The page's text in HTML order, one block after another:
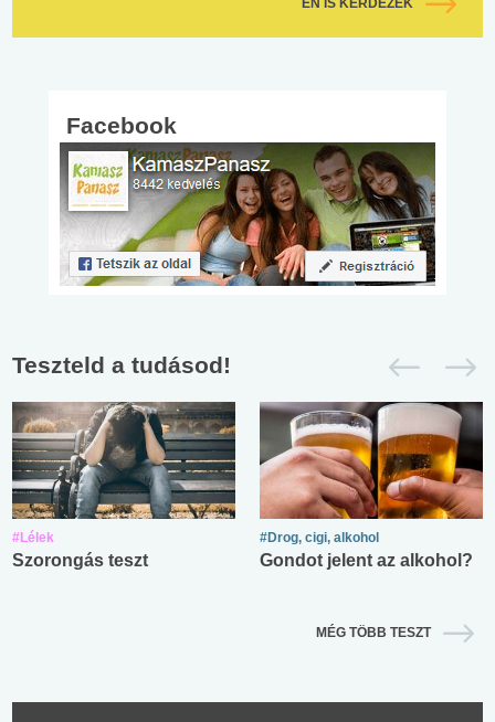
ÉN IS KÉRDEZEK
Facebook
Teszteld a tudásod!
#Lélek
Szorongás teszt
#Drog, cigi, alkohol
Gondot jelent az alkohol?
MÉG TÖBB TESZT